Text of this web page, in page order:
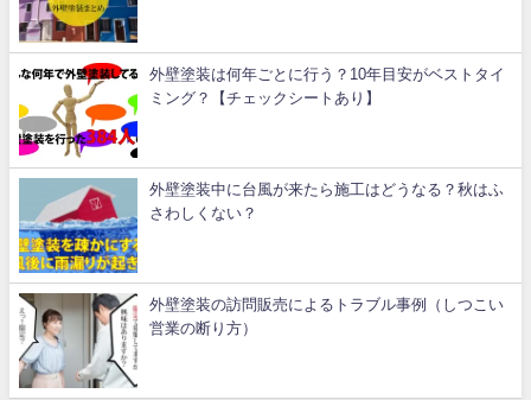
外壁塗装は何年ごとに行う？10年目安がベストタイ
ミング？【チェックシートあり】
外壁塗装中に台風が来たら施工はどうなる？秋はふ
さわしくない？
外壁塗装の訪問販売によるトラブル事例（しつこい
営業の断り方）